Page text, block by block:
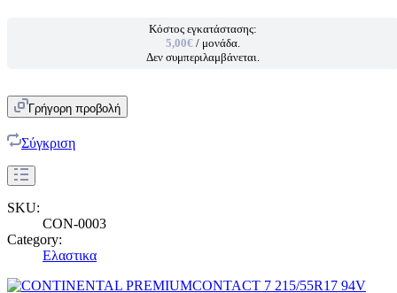
Κόστος εγκατάστασης:
5,00€ / μονάδα.
Δεν συμπεριλαμβάνεται.
Γρήγορη προβολή
Σύγκριση
SKU:
CON-0003
Category:
Ελαστικα